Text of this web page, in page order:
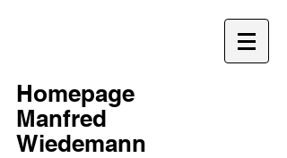
Homepage
Manfred
Wiedemann